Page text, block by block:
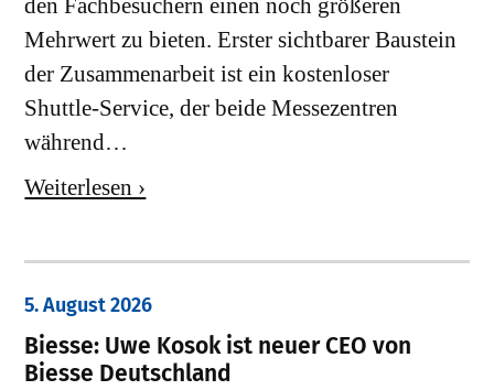
den Fachbesuchern einen noch größeren
Mehrwert zu bieten. Erster sichtbarer Baustein
der Zusammenarbeit ist ein kostenloser
Shuttle-Service, der beide Messezentren
während…
Weiterlesen ›
5. August 2026
Biesse: Uwe Kosok ist neuer CEO von
Biesse Deutschland